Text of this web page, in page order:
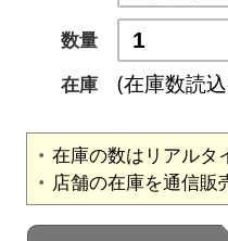
数量
在庫
(在庫数読
在庫の数はリアルタ
店舗の在庫を通信販